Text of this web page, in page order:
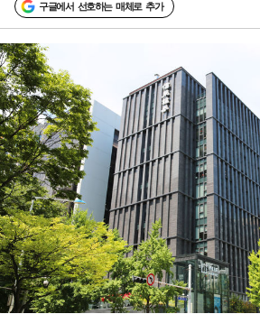
구글에서 선호하는 매체로 추가